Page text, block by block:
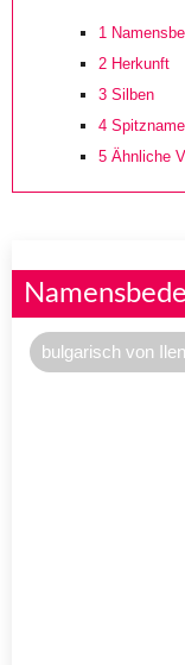
1
2 Herkunft
3 Silben
4
5 Ähnliche
bulgarisch von